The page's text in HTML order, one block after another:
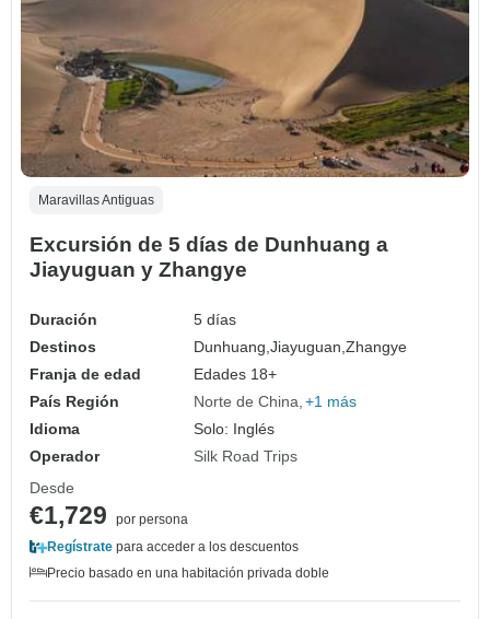
Maravillas Antiguas
Excursión de 5 días de Dunhuang a
Jiayuguan y Zhangye
Duración
5 días
Destinos
Dunhuang,Jiayuguan,Zhangye
Franja de edad
Edades 18+
País Región
Norte de China +1 más
Idioma
Solo: Inglés
Operador
Silk Road Trips
Desde
€1,729
por persona
Regístrate para acceder a los descuentos
Precio basado en una habitación privada doble